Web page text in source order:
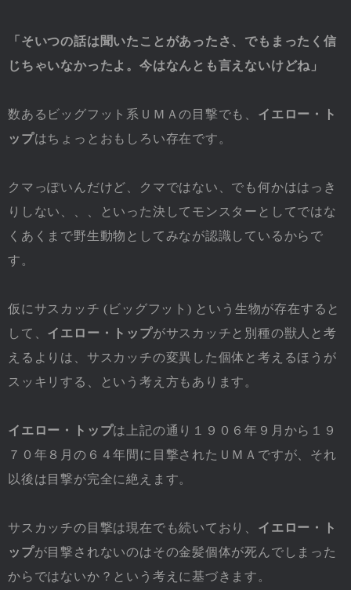
「そいつの話は聞いたことがあったさ、でもまったく信
じちゃいなかったよ。今はなんとも言えないけどね」
数あるビッグフット系ＵＭＡの目撃でも、 イエロー・ト
ップはちょっとおもしろい存在です。
クマっぽいんだけど、クマではない、でも何かははっき
りしない、、、といった決してモンスターとしてではな
くあくまで野生動物としてみなが認識しているからで
す。
仮にサスカッチ (ビッグフット) という生物が存在すると
して、 イエロー・トップがサスカッチと別種の獣人と考
えるよりは、サスカッチの変異した個体と考えるほうが
スッキリする、という考え方もあります。
イエロー・トップは上記の通り１９０６年９月から１９
７０年８月の６４年間に目撃されたＵＭＡですが、それ
以後は目撃が完全に絶えます。
サスカッチの目撃は現在でも続いており、 イエロー・ト
ップが目撃されないのはその金髪個体が死んでしまった
からではないか？という考えに基づきます。